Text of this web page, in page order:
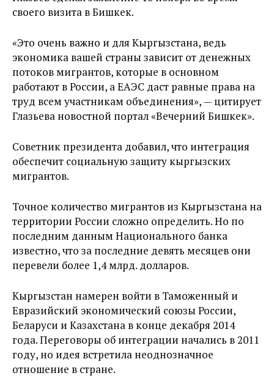
своего визита в Бишкек.
«Это очень важно и для Кыргызстана, ведь
экономика вашей страны зависит от денежных
потоков мигрантов, которые в основном
работают в России, а ЕАЭС даст равные права на
труд всем участникам объединения», — цитирует
Глазьева новостной портал «Вечерний Бишкек».
Советник президента добавил, что интеграция
обеспечит социальную защиту кыргызских
мигрантов.
Точное количество мигрантов из Кыргызстана на
территории России сложно определить. Но по
последним данным Национального банка
известно, что за последние девять месяцев они
перевели более 1,4 млрд. долларов.
Кыргызстан намерен войти в Таможенный и
Евразийский экономический союзы России,
Беларуси и Казахстана в конце декабря 2014
года. Переговоры об интеграции начались в 2011
году, но идея встретила неоднозначное
отношение в стране.